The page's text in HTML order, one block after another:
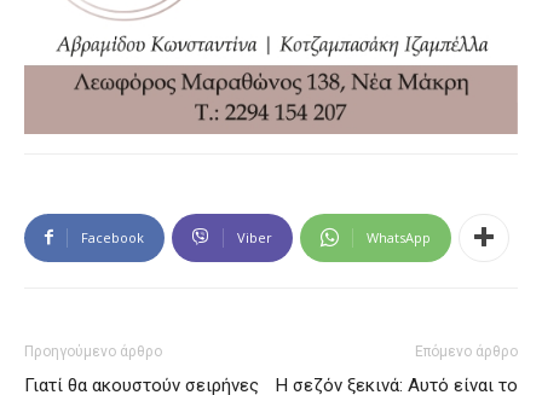
Facebook Viber WhatsApp
Προηγούμενο άρθρο
Γιατί θα ακουστούν σειρήνες
Επόμενο άρθρο
Η σεζόν ξεκινά: Αυτό είναι το